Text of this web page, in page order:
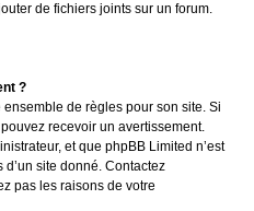
de fichiers joints sur un forum.
?
de règles pour son site. Si
recevoir un avertissement.
et que phpBB Limited n’est
site donné. Contactez
pas les raisons de votre